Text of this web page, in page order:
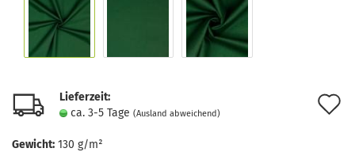
Lieferzeit:
ca. 3-5 Tage (Ausland abweichend)
Gewicht: 130 g/m²